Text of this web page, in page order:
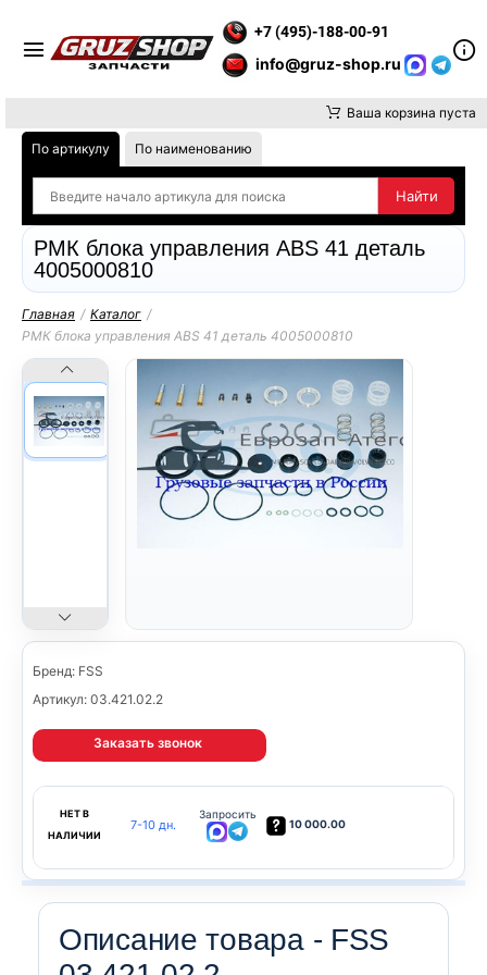
+7 (495)-188-00-91
info@gruz-shop.ru
Ваша корзина пуста
По артикулу По наименованию
РМК блока управления ABS 41 деталь
4005000810
Главная / Каталог /
РМК блока управления ABS 41 деталь 4005000810
Бренд: FSS
Артикул: 03.421.02.2
Заказать звонок
НЕТ В
НАЛИЧИИ
7-10 дн.
Запросить
10 000.00
Описание товара - FSS